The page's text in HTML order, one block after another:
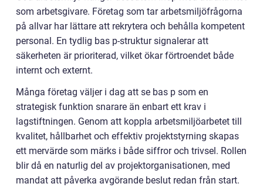
som arbetsgivare. Företag som tar arbetsmiljöfrågorna
på allvar har lättare att rekrytera och behålla kompetent
personal. En tydlig bas p-struktur signalerar att
säkerheten är prioriterad, vilket ökar förtroendet både
internt och externt.
Många företag väljer i dag att se bas p som en
strategisk funktion snarare än enbart ett krav i
lagstiftningen. Genom att koppla arbetsmiljöarbetet till
kvalitet, hållbarhet och effektiv projektstyrning skapas
ett mervärde som märks i både siffror och trivsel. Rollen
blir då en naturlig del av projektorganisationen, med
mandat att påverka avgörande beslut redan från start.